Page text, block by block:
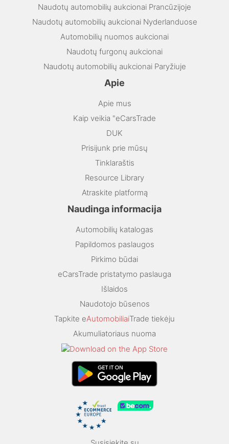
Naudotų automobilių aukcionai Prancūzijoje
Naudotų automobilių aukcionai Nyderlanduose
Automobilių nuomos aukcionai
Naudotų furgonų aukcionai
Naudotų automobilių aukcionai Paryžiuje
Apie
Apie mus
Kaip veikia "eCarsTrade
DUK
Prisijunk prie mūsų
Tinklaraštis
Resource Library
Atraskite platformą
Naudinga informacija
Automobilių katalogas
Papildomos paslaugos
Pirkimo būdai
eCarsTrade pristatymo paslauga
Išlaidos
Naudotojo būsenos
Tapkite eAutomobiliaiTrade tiekėju
Akumuliatoriaus nuoma